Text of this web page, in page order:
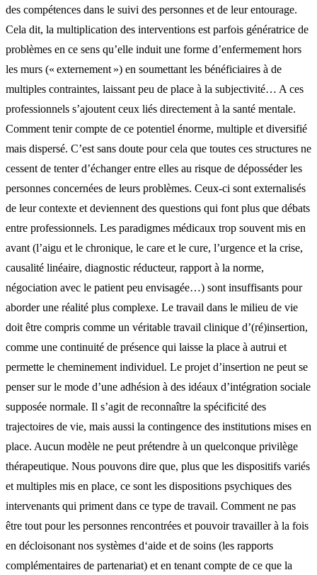
des compétences dans le suivi des personnes et de leur entourage.
Cela dit, la multiplication des interventions est parfois génératrice de
problèmes en ce sens qu’elle induit une forme d’enfermement hors
les murs (« externement ») en soumettant les bénéficiaires à de
multiples contraintes, laissant peu de place à la subjectivité… A ces
professionnels s’ajoutent ceux liés directement à la santé mentale.
Comment tenir compte de ce potentiel énorme, multiple et diversifié
mais dispersé. C’est sans doute pour cela que toutes ces structures ne
cessent de tenter d’échanger entre elles au risque de déposséder les
personnes concernées de leurs problèmes. Ceux-ci sont externalisés
de leur contexte et deviennent des questions qui font plus que débats
entre professionnels. Les paradigmes médicaux trop souvent mis en
avant (l’aigu et le chronique, le care et le cure, l’urgence et la crise,
causalité linéaire, diagnostic réducteur, rapport à la norme,
négociation avec le patient peu envisagée…) sont insuffisants pour
aborder une réalité plus complexe. Le travail dans le milieu de vie
doit être compris comme un véritable travail clinique d’(ré)insertion,
comme une continuité de présence qui laisse la place à autrui et
permette le cheminement individuel. Le projet d’insertion ne peut se
penser sur le mode d’une adhésion à des idéaux d’intégration sociale
supposée normale. Il s’agit de reconnaître la spécificité des
trajectoires de vie, mais aussi la contingence des institutions mises en
place. Aucun modèle ne peut prétendre à un quelconque privilège
thérapeutique. Nous pouvons dire que, plus que les dispositifs variés
et multiples mis en place, ce sont les dispositions psychiques des
intervenants qui priment dans ce type de travail. Comment ne pas
être tout pour les personnes rencontrées et pouvoir travailler à la fois
en décloisonant nos systèmes d‘aide et de soins (les rapports
complémentaires de partenariat) et en tenant compte de ce que la